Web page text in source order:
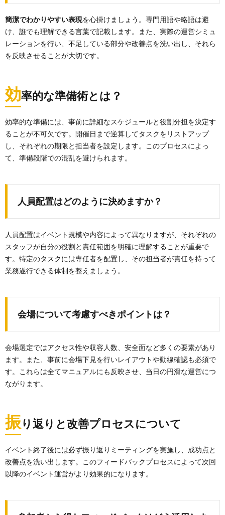
簡潔でわかりやすい表現を心掛けましょう。専門用語や略語は避
け、誰でも理解できる言葉で記載します。また、実際の運営シミュ
レーションを行い、不足している部分や改善点を洗い出し、それら
を反映させることが大切です。
効率的な準備術とは？
効率的な準備には、事前に詳細なスケジュールと役割分担を決定す
ることが不可欠です。開催日まで逆算してタスクをリストアップ
し、それぞれの期限と担当者を設定します。このプロセスによっ
て、準備段階での混乱を避けられます。
人員配置はどのように決めますか？
人員配置はイベント規模や内容によって異なりますが、それぞれの
スタッフが自分の役割と責任範囲を明確に理解することが重要で
す。特定のタスクには専任者を配置し、その担当者が責任を持って
業務遂行できる体制を整えましょう。
会場について考慮すべきポイントは？
会場選定ではアクセス性や収容人数、安全面など多くの要素があり
ます。また、事前に会場下見を行いレイアウトや動線確認も必須で
す。これらは全てマニュアルにも反映させ、当日の円滑な運営につ
ながります。
振り返りと改善プロセスについて
イベント終了後には必ず振り返りミーティングを実施し、成功点と
改善点を洗い出します。このフィードバックプロセスによって次回
以降のイベント運営がより効果的になります。